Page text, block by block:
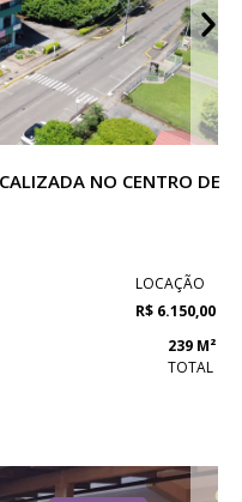
NO CENTRO DE
LOCAÇÃO
R$ 6.150,00
239 M²
TOTAL